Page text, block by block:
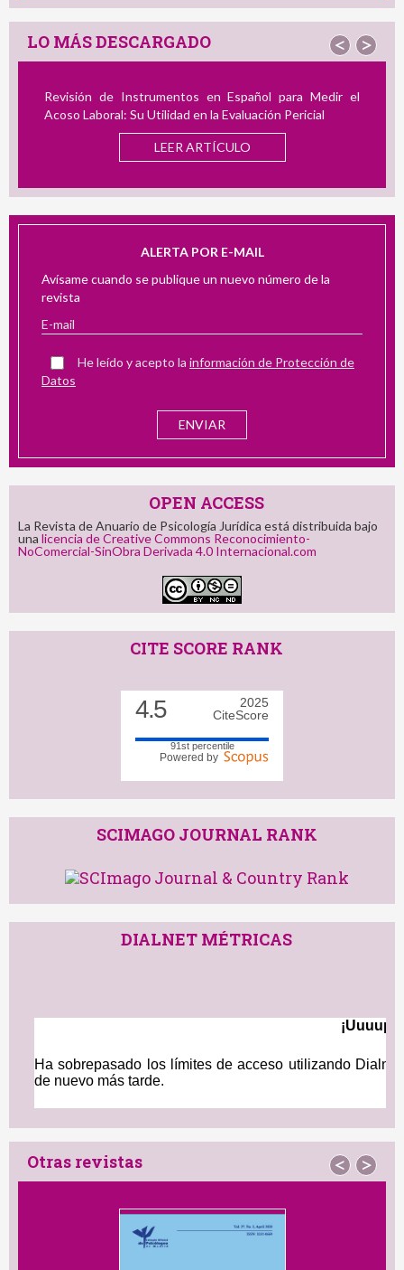
LO MÁS DESCARGADO < >
Revisión de Instrumentos en Español para Medir el
Acoso Laboral: Su Utilidad en la Evaluación Pericial
LEER ARTÍCULO
ALERTA POR E-MAIL
Avísame cuando se publique un nuevo número de la
revista
He leído y acepto la información de Protección de
Datos
OPEN ACCESS
La Revista de Anuario de Psicología Jurídica está distribuida bajo
una licencia de Creative Commons Reconocimiento-
NoComercial-SinObra Derivada 4.0 Internacional.com
CITE SCORE RANK
4.5
2025
CiteScore
91st percentile
Powered by
SCIMAGO JOURNAL RANK
DIALNET MÉTRICAS
Otras revistas < >